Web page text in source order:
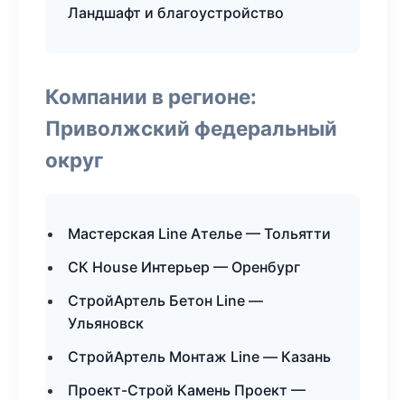
Ландшафт и благоустройство
Компании в регионе:
Приволжский федеральный
округ
Мастерская Line Ателье — Тольятти
СК House Интерьер — Оренбург
СтройАртель Бетон Line —
Ульяновск
СтройАртель Монтаж Line — Казань
Проект-Строй Камень Проект —